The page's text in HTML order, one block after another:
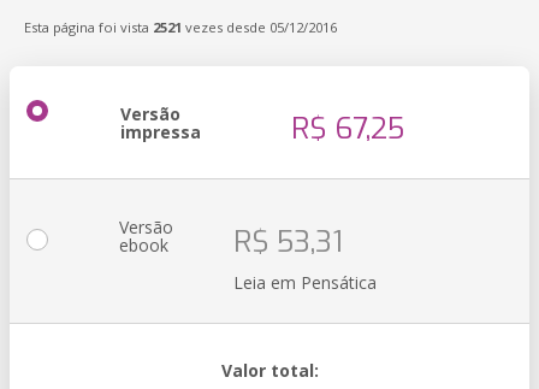
Esta página foi vista 2521 vezes desde 05/12/2016
Versão
impressa R$ 67,25
Versão
ebook R$ 53,31
Leia em Pensática
Valor total: